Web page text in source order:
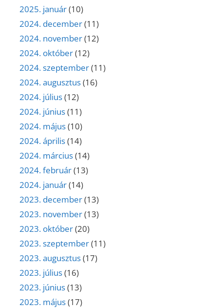
2025. január(10)
2024. december(11)
2024. november(12)
2024. október(12)
2024. szeptember(11)
2024. augusztus(16)
2024. július(12)
2024. június(11)
2024. május(10)
2024. április(14)
2024. március(14)
2024. február(13)
2024. január(14)
2023. december(13)
2023. november(13)
2023. október(20)
2023. szeptember(11)
2023. augusztus(17)
2023. július(16)
2023. június(13)
2023. május(17)